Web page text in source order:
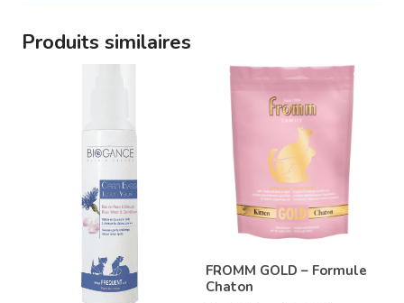
Produits similaires
FROMM GOLD – Formule
Chaton